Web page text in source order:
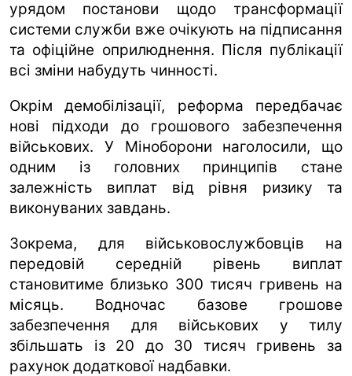
урядом постанови щодо трансформації
системи служби вже очікують на підписання
та офіційне оприлюднення. Після публікації
всі зміни набудуть чинності.
Окрім демобілізації, реформа передбачає
нові підходи до грошового забезпечення
військових. У Міноборони наголосили, що
одним із головних принципів стане
залежність виплат від рівня ризику та
виконуваних завдань.
Зокрема, для військовослужбовців на
передовій середній рівень виплат
становитиме близько 300 тисяч гривень на
місяць. Водночас базове грошове
забезпечення для військових у тилу
збільшать із 20 до 30 тисяч гривень за
рахунок додаткової надбавки.